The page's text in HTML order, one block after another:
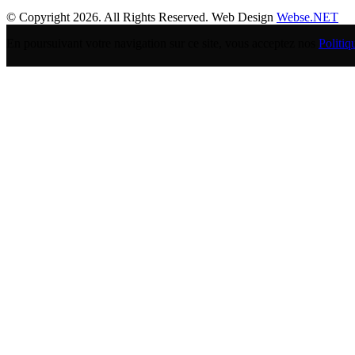
© Copyright 2026. All Rights Reserved. Web Design Webse.NET